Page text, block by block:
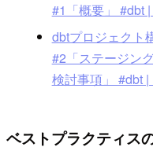
#1「概要」 #dbt
dbtプロジェクト
#2「ステージン
検討事項」 #dbt
ベストプラクティス